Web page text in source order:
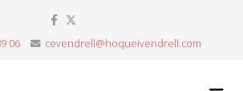
06 cevendrell@hoqueivendrell.com